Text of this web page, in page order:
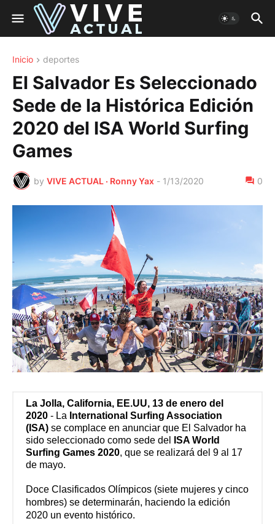
Inicio deportes
El Salvador Es Seleccionado
Sede de la Histórica Edición
2020 del ISA World Surfing
Games
by VIVE ACTUAL · Ronny Yax - 1/13/2020 0
La Jolla, California, EE.UU, 13 de enero del
2020 - La International Surfing Association
(ISA) se complace en anunciar que El Salvador ha
sido seleccionado como sede del
ISA World
Surfing Games 2020, que se realizará del 9 al 17
de mayo.
Doce Clasificados Olímpicos (siete mujeres y cinco
hombres) se determinarán, haciendo la edición
2020 un evento histórico.